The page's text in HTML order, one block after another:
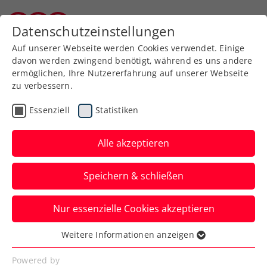
Zurück zur Newsübersicht
Davis Cup
KURIER Austria Davis Cup
Team bereit für Italien:
„Nichts zu verlieren …“
…, alles zu gewinnen. Der Auftritt im
Zentrum Bolognas im Outfit des
Herrenausstatters Sturm ist ein erster
Win.
Datenschutzeinstellungen
Auf unserer Webseite werden Cookies verwendet. Einige
davon werden zwingend benötigt, während es uns andere
ermöglichen, Ihre Nutzererfahrung auf unserer Webseite
zu verbessern.
Essenziell Statistiken
Alle akzeptieren
Speichern & schließen
Nur essenzielle Cookies akzeptieren
Essenziell
Essenzielle Cookies werden für grundlegende
Weitere Informationen anzeigen
Powered by